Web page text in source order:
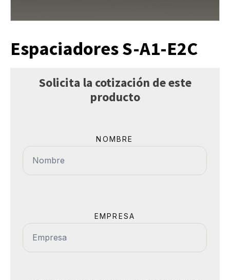
Espaciadores S-A1-E2C
Solicita la cotización de este
producto
NOMBRE
EMPRESA